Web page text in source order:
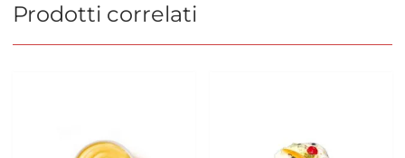
Prodotti correlati